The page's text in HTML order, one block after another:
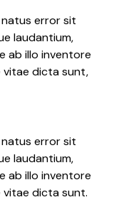
error sit
laudantium,
ab illo inventore
dicta sunt,
error sit
laudantium,
ab illo inventore
dicta sunt.